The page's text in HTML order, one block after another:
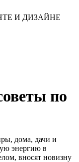
И ДИЗАЙНЕ
по
дома, дачи и
энергию в
вносят новизну